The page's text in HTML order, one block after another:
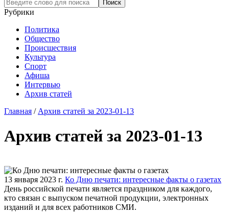
Рубрики
Политика
Общество
Проиcшествия
Культура
Спорт
Афиша
Интервью
Архив статей
Главная / Архив статей за 2023-01-13
Архив статей за 2023-01-13
13 января 2023 г. Ко Дню печати: интересные факты о газетах
День российской печати является праздником для каждого,
кто связан с выпуском печатной продукции, электронных
изданий и для всех работников СМИ.